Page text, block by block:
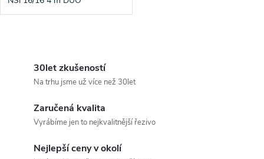
30let zkušeností
Na trhu jsme už více než 30let
Zaručená kvalita
Vyrábíme jen to nejkvalitnější řezivo
Nejlepší ceny v okolí